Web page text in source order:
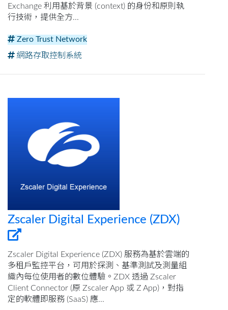
Exchange 利用基於背景 (context) 的身份和原則執
行技術，提供全方...
Zero Trust Network
網路存取控制系統
Zscaler Digital Experience (ZDX)
Zscaler Digital Experience (ZDX) 服務為基於雲端的
多租戶監控平台，可用於探測、基準測試及測量組
織內每位使用者的數位體驗。ZDX 透過 Zscaler
Client Connector (原 Zscaler App 或 Z App)，對指
定的軟體即服務 (SaaS) 應...